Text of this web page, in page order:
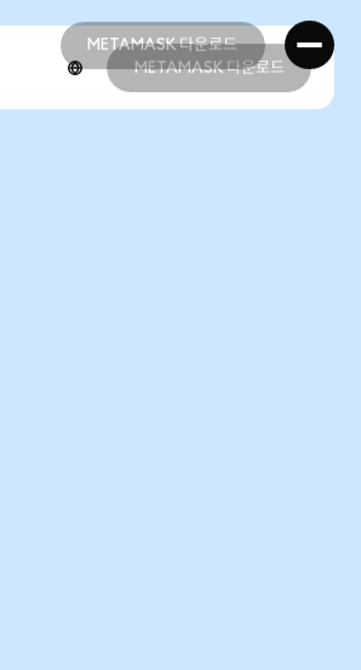
METAMASK 다운로드
METAMASK 다운로드
METAMASK 다운로드